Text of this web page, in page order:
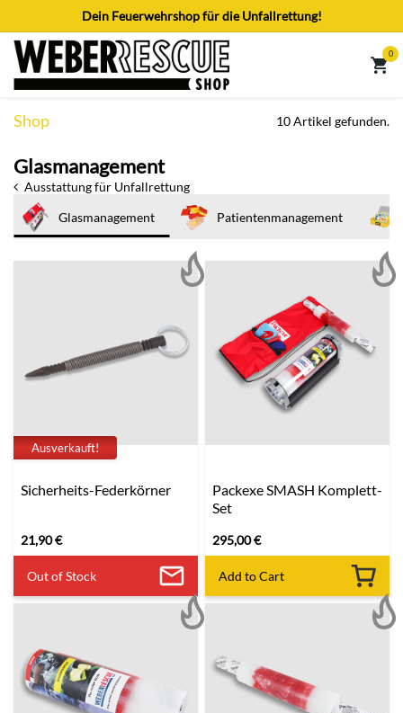
Zum Inhalt springenDein Feuerwehrshop für die Unfallrettung!
0
Shop 10 Artikel gefunden.
Glasmanagement
Ausstattung für Unfallrettung
Glasmanagement
Patientenmanagement
Ausverkauft!
Sicherheits-Federkörner
21,90€
Out of Stock
Packexe SMASH Komplett-
Set
295,00€
Add to Cart